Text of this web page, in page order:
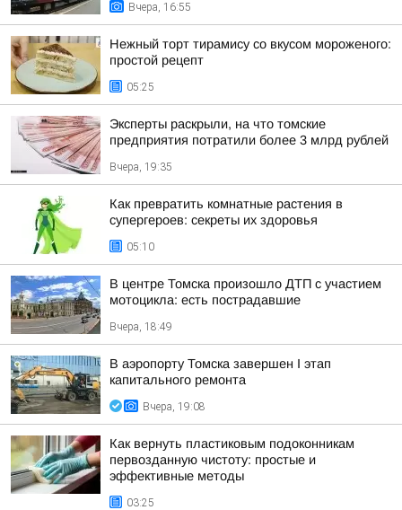
Вчера, 16:55
Нежный торт тирамису со вкусом мороженого:
простой рецепт
05:25
Эксперты раскрыли, на что томские
предприятия потратили более 3 млрд рублей
Вчера, 19:35
Как превратить комнатные растения в
супергероев: секреты их здоровья
05:10
В центре Томска произошло ДТП с участием
мотоцикла: есть пострадавшие
Вчера, 18:49
В аэропорту Томска завершен I этап
капитального ремонта
Вчера, 19:08
Как вернуть пластиковым подоконникам
первозданную чистоту: простые и
эффективные методы
03:25